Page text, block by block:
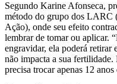
Segundo Karine Afonseca,
método do grupo dos LARC
Ação), onde seu efeito
lembrar de tomar ou aplicar.
engravidar, ela poderá retirar
não impacta a sua
precisa trocar apenas 12